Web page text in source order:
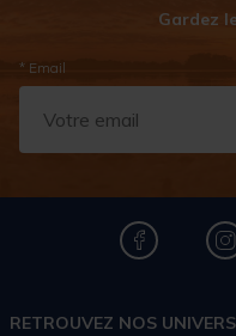
Gardez
* Email
RETROUVEZ NOS UNIVERS